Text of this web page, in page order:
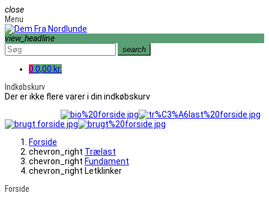
close
Menu
view_headline
search
0 0,00 kr.
Indkøbskurv
Der er ikke flere varer i din indkøbskurv
Forside
chevron_right Trælast
chevron_right Fundament
chevron_right Letklinker
Forside